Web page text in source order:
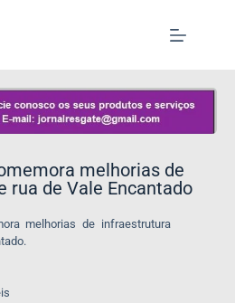
melhorias de
rua de Vale Encantado
melhorias de infraestrutura